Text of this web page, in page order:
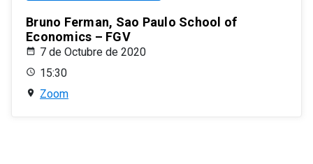
Bruno Ferman, Sao Paulo School of
Economics – FGV
7 de Octubre de 2020
15:30
Zoom